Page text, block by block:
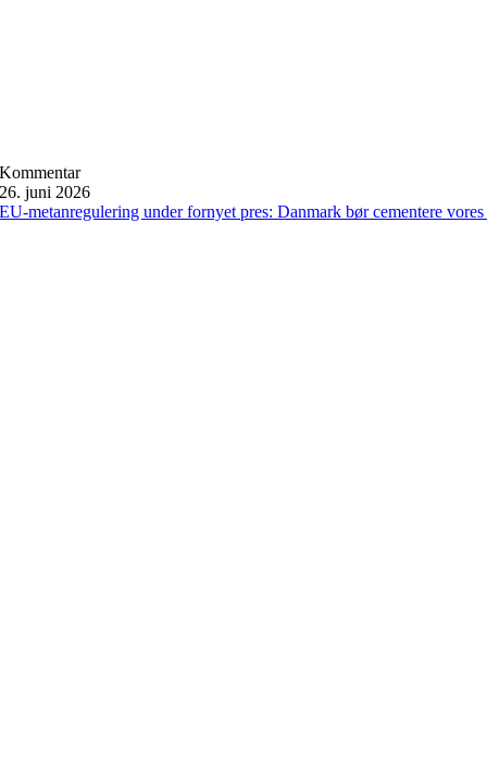
Kommentar
26. juni 2026
EU-metanregulering under fornyet pres: Danmark bør cementere